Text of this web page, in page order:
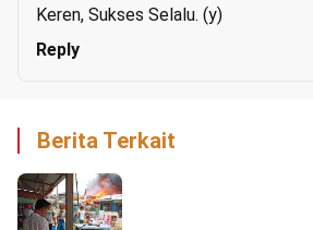
Keren, Sukses Selalu. (y)
Reply
Berita Terkait